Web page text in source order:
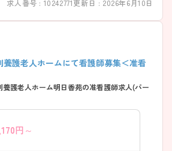
求人番号 : 10242771更新日 : 2026年6月10日
養護老人ホームにて看護師募集＜准看
護老人ホーム明日香苑の准看護師求人(パー
円～